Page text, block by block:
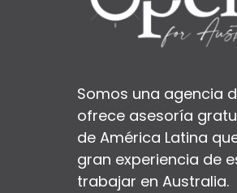
Somos una agencia
ofrece asesoría
de América Latina
gran experiencia de
trabajar en Australia.